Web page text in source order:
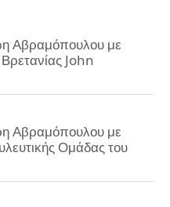
Αβραμόπουλου με
John
Αβραμόπουλου με
Ομάδας του